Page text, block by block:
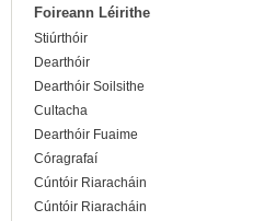
Foireann Léirithe
Stiúrthóir
Dearthóir
Dearthóir Soilsithe
Cultacha
Dearthóir Fuaime
Córagrafaí
Cúntóir Riaracháin
Cúntóir Riaracháin